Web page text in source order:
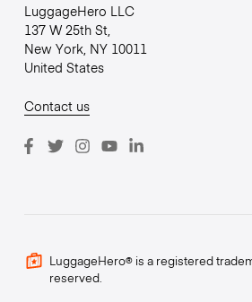
LuggageHero LLC
137 W 25th St,
New York, NY 10011
United States
Contact us
LuggageHero® is a registered
reserved.